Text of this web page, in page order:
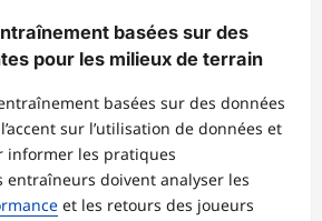
basées sur des
pour les milieux de terrain
basées sur des données
sur l’utilisation de données et
informer les pratiques
entraîneurs doivent analyser les
et les retours des joueurs